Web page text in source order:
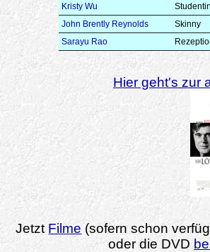
Kristy Wu
Studentin
John Brently Reynolds
Skinny
Sarayu Rao
Hier geht's zur
Jetzt Filme (sofern schon
oder die DVD